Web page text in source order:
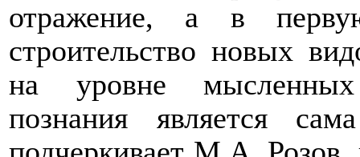
отражение, а в
строительство новых
на уровне
познания является